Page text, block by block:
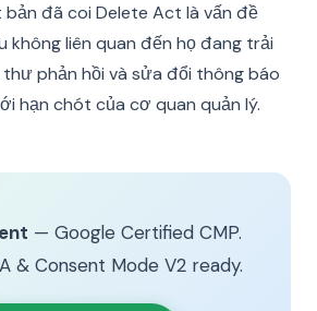
đã coi Delete Act là vấn đề
không liên quan đến họ đang trải
phản hồi và sửa đổi thông báo
hạn chót của cơ quan quản lý.
— Google Certified CMP.
& Consent Mode V2 ready.